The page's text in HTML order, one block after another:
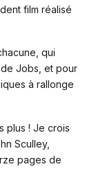
film réalisé
qui
Jobs, et pour
à rallonge
plus ! Je crois
Sculley,
pages de